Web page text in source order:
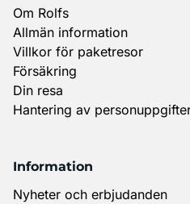
Om Rolfs
Allmän information
Villkor för paketresor
Försäkring
Din resa
Hantering av
Information
Nyheter och erbjudanden